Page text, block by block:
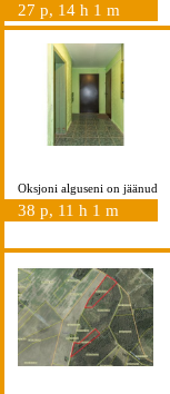
27 p, 14 h 1 m
Oksjoni alguseni on jäänud
38 p, 11 h 1 m